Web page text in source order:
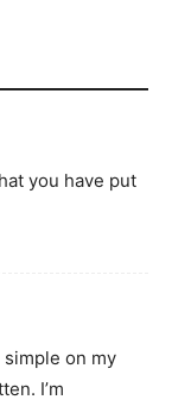
you have put
on my
I’m